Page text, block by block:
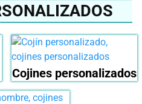
Cojines personalizados